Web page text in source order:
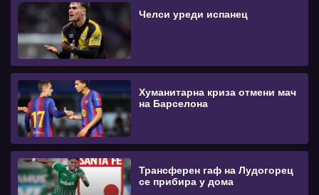
Челси уреди испанец
Хуманитарна криза отмени мач
на Барселона
Трансферен гаф на Лудогорец
се прибира у дома